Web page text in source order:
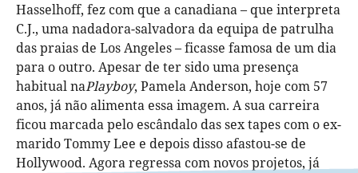
Hasselhoff, fez com que a canadiana – que interpreta
C.J., uma nadadora-salvadora da equipa de patrulha
das praias de Los Angeles – ficasse famosa de um dia
para o outro. Apesar de ter sido uma presença
habitual naPlayboy, Pamela Anderson, hoje com 57
anos, já não alimenta essa imagem. A sua carreira
ficou marcada pelo escândalo das sex tapes com o ex-
marido Tommy Lee e depois disso afastou-se de
Hollywood. Agora regressa com novos projetos, já